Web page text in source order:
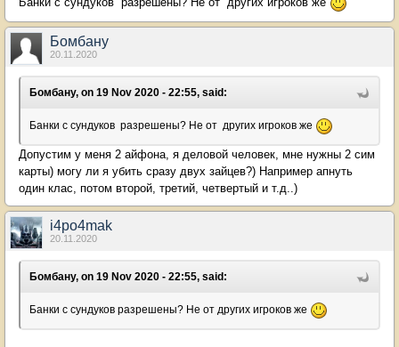
Бомбану
20.11.2020
Бомбану, on 19 Nov 2020 - 22:55, said:
Банки с сундуков разрешены? Не от других игроков же
Допустим у меня 2 айфона, я деловой человек, мне нужны 2 сим
карты) могу ли я убить сразу двух зайцев?) Например апнуть
один клас, потом второй, третий, четвертый и т.д..)
i4po4mak
20.11.2020
Бомбану, on 19 Nov 2020 - 22:55, said:
Банки с сундуков разрешены? Не от других игроков же